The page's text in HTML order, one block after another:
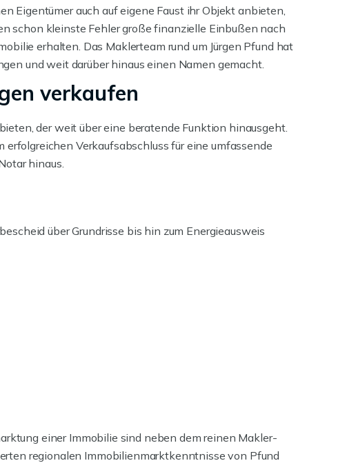
Eigentümer auch auf eigene Faust ihr Objekt anbieten,
schon kleinste Fehler große finanzielle Einbußen nach
erhalten. Das Maklerteam rund um Jürgen Pfund hat
und weit darüber hinaus einen Namen gemacht.
verkaufen
der weit über eine beratende Funktion hinausgeht.
Verkaufsabschluss für eine umfassende
hinaus.
über Grundrisse bis hin zum Energieausweis
einer Immobilie sind neben dem reinen Makler-
regionalen Immobilienmarktkenntnisse von Pfund